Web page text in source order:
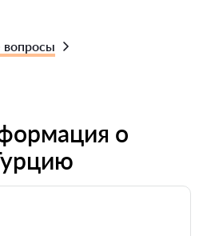
вопросы
о